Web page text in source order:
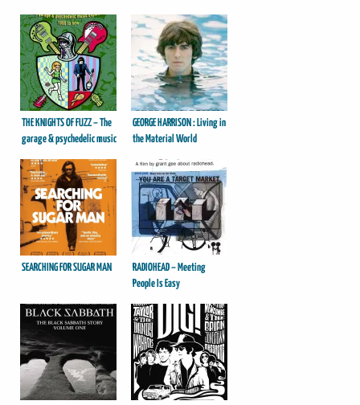
THE KNIGHTS OF FUZZ – The
garage & psychedelic music
GEORGE HARRISON : Living in
the Material World
SEARCHING FOR SUGAR MAN
RADIOHEAD – Meeting
People Is Easy